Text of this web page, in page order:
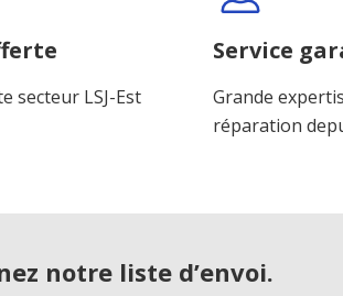
secteur LSJ-Est
Service
Grande
réparation
notre liste d’envoi.